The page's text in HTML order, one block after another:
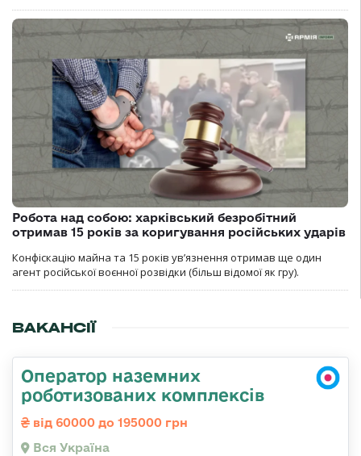
Робота над собою: харківський безробітний
отримав 15 років за коригування російських ударів
Конфіскацію майна та 15 років увʼязнення отримав ще один
агент російської воєнної розвідки (більш відомої як гру).
ВАКАНСІЇ
Оператор наземних
роботизованих комплексів
від 60000 до 195000 грн
Вся Україна